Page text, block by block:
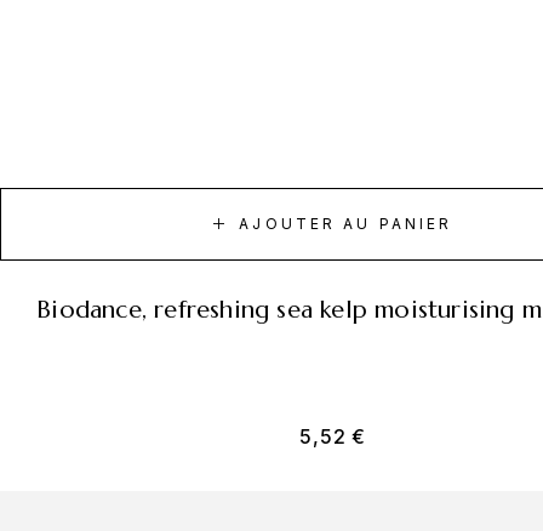
AJOUTER AU PANIER
biodance, refreshing sea kelp moisturising
5,52€